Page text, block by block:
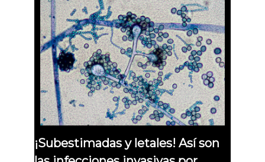
¡Subestimadas y letales! Así son